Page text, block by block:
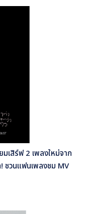
มเสิร์ฟ 2 เพลงใหม่จาก
ชวนแฟนเพลงชม MV